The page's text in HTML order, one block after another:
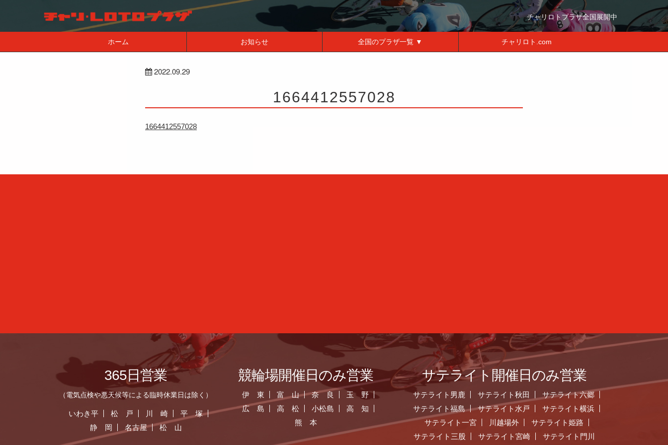
チャリロトプラザ全国展開中
ホーム お知らせ 全国のプラザ一覧 ▼ チャリロト.com
2022.09.29
1664412557028
1664412557028
365日営業
（電気点検や悪天候等による臨時休業日は除く）
いわき平 松 戸 川 崎
平 塚
静 岡
名古屋 松 山
競輪場開催日のみ営業
伊 東 富 山 奈 良
玉 野
広 島
高 松 小松島
高 知
熊 本
サテライト開催日のみ営業
サテライト男鹿 サテライト秋田
サテライト六郷
サテライト福島
サテライト水戸
サテライト横浜
サテライト一宮
川越場外
サテライト姫路
サテライト三股
サテライト宮崎 サテライト門川